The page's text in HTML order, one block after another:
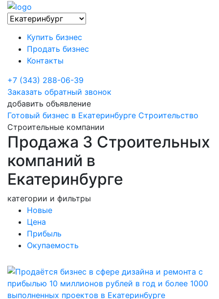
Купить бизнес
Продать бизнес
Контакты
+7 (343) 288-06-39
Заказать обратный звонок
добавить объявление
Готовый бизнес в Екатеринбурге Строительство
Строительные компании
Продажа 3 Строительных
компаний в
Екатеринбурге
категории и фильтры
Новые
Цена
Прибыль
Окупаемость